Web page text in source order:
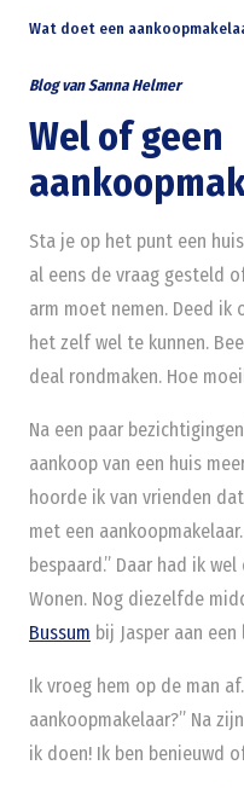
Wat doet een
Blog van Sanna Helmer
Wel of geen
Sta je op het punt een
al eens de vraag gesteld
arm moet nemen. Deed
het zelf wel te kunnen.
deal rondmaken. Hoe
Na een paar
aankoop van een huis
hoorde ik van vrienden
met een
bespaard.” Daar had ik
Wonen. Nog diezelfde
Bussum bij Jasper aan
Ik vroeg hem op de man
aankoopmakelaar?” Na
ik doen! Ik ben benieuwd